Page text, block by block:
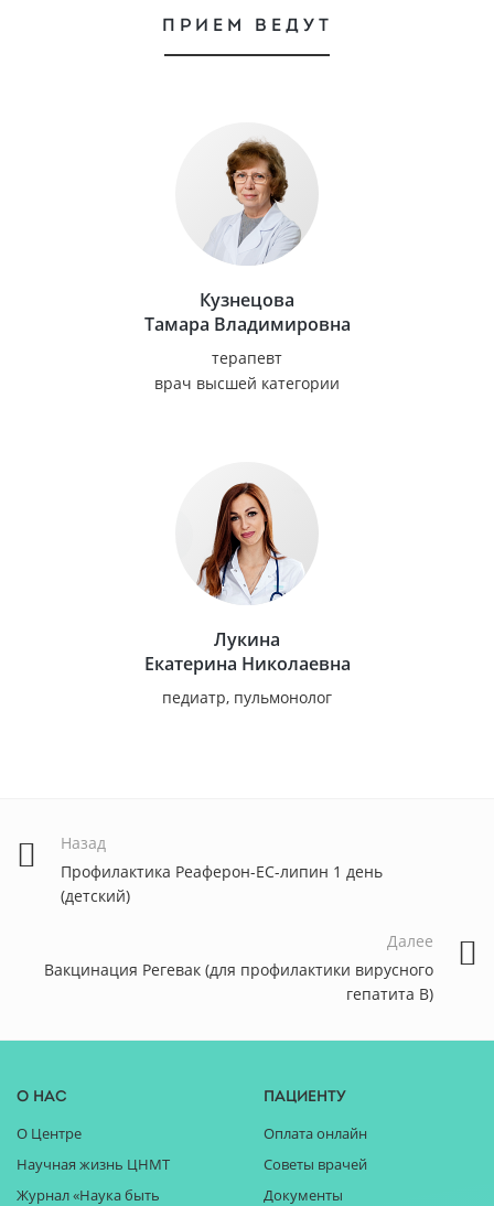
ПРИЕМ ВЕДУТ
Кузнецова
Тамара Владимировна
терапевт
врач высшей категории
Лукина
Екатерина Николаевна
педиатр, пульмонолог
Назад
Профилактика Реаферон-ЕС-липин 1 день
(детский)
Далее
Вакцинация Регевак (для профилактики вирусного
гепатита В)
О нас
О Центре
Научная жизнь ЦНМТ
Журнал «Наука быть
Пациенту
Оплата онлайн
Советы врачей
Документы